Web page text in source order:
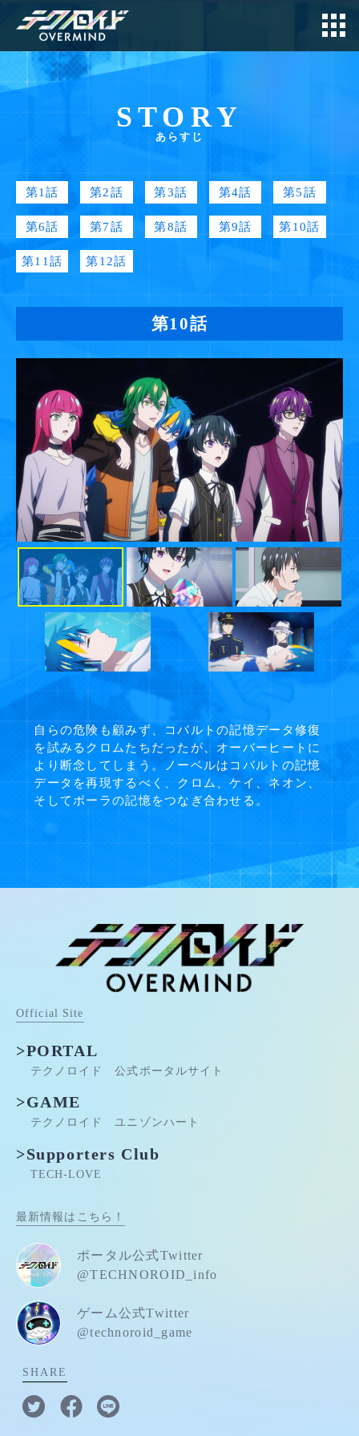
TOP
CHARACTER
STORY
MOVIE
STAFF&CAST
ON AIR
MUSIC
GOODS
EVENT
STORY
あらすじ
第1話 第2話 第3話 第4話 第5話
第6話 第7話 第8話 第9話 第10話
第11話 第12話
第10話
自らの危険も顧みず、コバルトの記憶データ修復
を試みるクロムたちだったが、オーバーヒートに
より断念してしまう。ノーベルはコバルトの記憶
データを再現するべく、クロム、ケイ、ネオン、
そしてボーラの記憶をつなぎ合わせる。
Official Site
>PORTAL
テクノロイド 公式ポータルサイト
>GAME
テクノロイド ユニゾンハート
>Supporters Club
TECH-LOVE
最新情報はこちら！
ポータル公式Twitter
@TECHNOROID_info
ゲーム公式Twitter
@technoroid_game
SHARE